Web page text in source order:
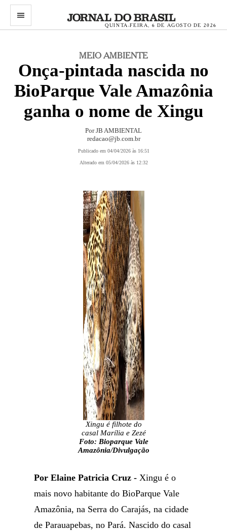
menu
QUINTA-FEIRA, 6 DE AGOSTO DE 2026
MEIO AMBIENTE
Onça-pintada nascida no
BioParque Vale Amazônia
ganha o nome de Xingu
PorJB AMBIENTAL
redacao@jb.com.br
Publicado em 04/04/2026 às 16:51
Alterado em 05/04/2026 às 12:32
Xingu é filhote do
casal Marília e Zezé
Foto: Bioparque Vale
Amazônia/Divulgação
Por Elaine Patricia Cruz - Xingu é o
mais novo habitante do BioParque Vale
Amazônia, na Serra do Carajás, na cidade
de Parauapebas, no Pará. Nascido do casal